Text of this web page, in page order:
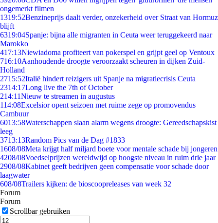
ongemerkt filmen
1319:52Benzineprijs daalt verder, onzekerheid over Straat van Hormuz
blijft
6319:04Spanje: bijna alle migranten in Ceuta weer teruggekeerd naar
Marokko
417:13Niewiadoma profiteert van pokerspel en grijpt geel op Ventoux
716:10Aanhoudende droogte veroorzaakt scheuren in dijken Zuid-
Holland
2715:52Italië hindert reizigers uit Spanje na migratiecrisis Ceuta
2314:17Long live the 7th of October
214:11Nieuw te streamen in augustus
114:08Excelsior opent seizoen met ruime zege op promovendus
Cambuur
6013:58Waterschappen slaan alarm wegens droogte: Gereedschapskist
leeg
3713:13Random Pics van de Dag #1833
1608/08Meta krijgt half miljard boete voor mentale schade bij jongeren
4208/08Voedselprijzen wereldwijd op hoogste niveau in ruim drie jaar
2908/08Kabinet geeft bedrijven geen compensatie voor schade door
laagwater
608/08Trailers kijken: de bioscoopreleases van week 32
Forum
Forum
Scrollbar gebruiken